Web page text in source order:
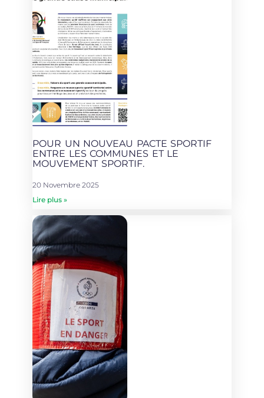
POUR UN NOUVEAU PACTE SPORTIF
ENTRE LES COMMUNES ET LE
MOUVEMENT SPORTIF.
20 Novembre 2025
Lire plus »